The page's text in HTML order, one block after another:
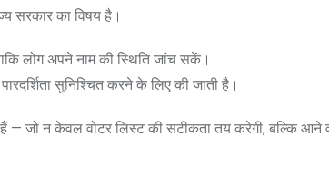
सरकार का विषय है।
लोग अपने नाम की स्थिति जांच सकें।
सुनिश्चित करने के लिए की जाती है।
जो न केवल वोटर लिस्ट की सटीकता तय करेगी, बल्कि आने